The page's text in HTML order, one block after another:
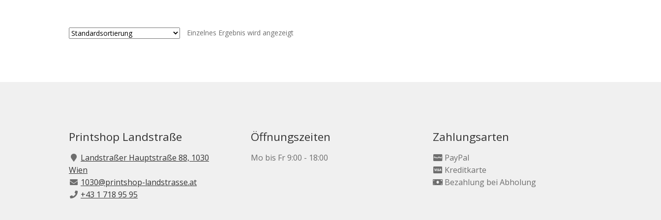
Einzelnes Ergebnis wird angezeigt
Printshop Landstraße
Landstraßer Hauptstraße 88, 1030
Wien
1030@printshop-landstrasse.at
+43 1 718 95 95
Öffnungszeiten
Mo bis Fr 9:00 - 18:00
Zahlungsarten
PayPal
Kreditkarte
Bezahlung bei Abholung